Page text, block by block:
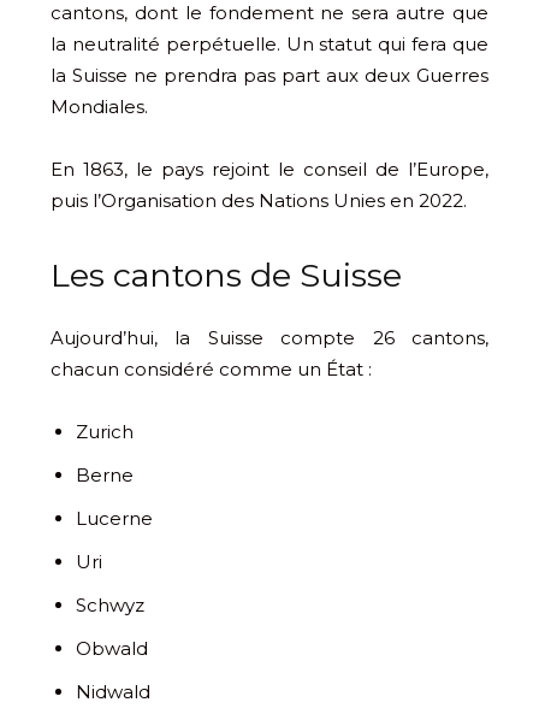
cantons, dont le fondement ne sera autre que
la neutralité perpétuelle. Un statut qui fera que
la Suisse ne prendra pas part aux deux Guerres
Mondiales.
En 1863, le pays rejoint le conseil de l’Europe,
puis l’Organisation des Nations Unies en 2022.
Les cantons de Suisse
Aujourd’hui, la Suisse compte 26 cantons,
chacun considéré comme un État :
Zurich
Berne
Lucerne
Uri
Schwyz
Obwald
Nidwald